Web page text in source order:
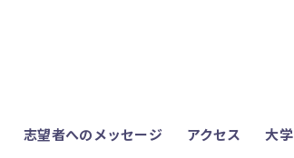
志望者へのメッセージ アクセス 大学